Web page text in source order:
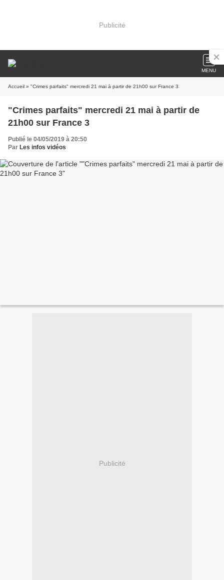
Publicité
MENU
Accueil » "Crimes parfaits" mercredi 21 mai à partir de 21h00 sur France 3
"Crimes parfaits" mercredi 21 mai à partir de
21h00 sur France 3
Publié le 04/05/2019 à 20:50
Par Les infos vidéos
Publicité